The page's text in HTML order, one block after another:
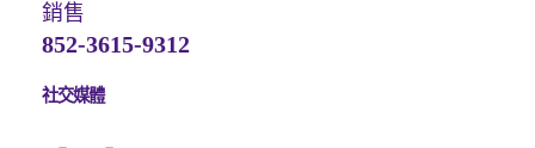
銷售
852-3615-9312
社交媒體